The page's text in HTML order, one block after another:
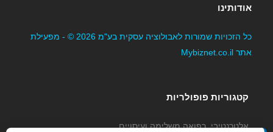
אודותינו
כל הזכויות שמורות לאבולוציה עסקית בע"מ 2026 © - מפעילת
אתר Mybiznet.co.il
קטגוריות פופולריות
אלטרנטיבי, רפואה משלימה ועיסויים